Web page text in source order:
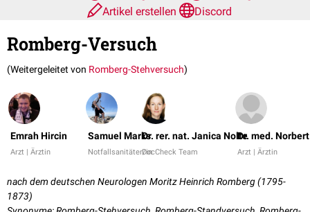
Artikel erstellen
Discord
Romberg-Versuch
(Weitergeleitet von Romberg-Stehversuch)
Emrah Hircin
Arzt | Ärztin
Samuel Marks
Notfallsanitäter/in
Dr. rer. nat. Janica Nolte
DocCheck Team
Dr. med.
Arzt | Ärztin
nach dem deutschen Neurologen Moritz Heinrich Romberg (1795-
1873)